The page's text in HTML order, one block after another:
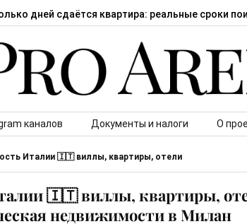
дней сдаётся квартира: реальные сроки
каналов Документы и налоги О
Италии 🇮🇹 виллы, квартиры, отели
🇮🇹 виллы, квартиры,
недвижимости в Милан